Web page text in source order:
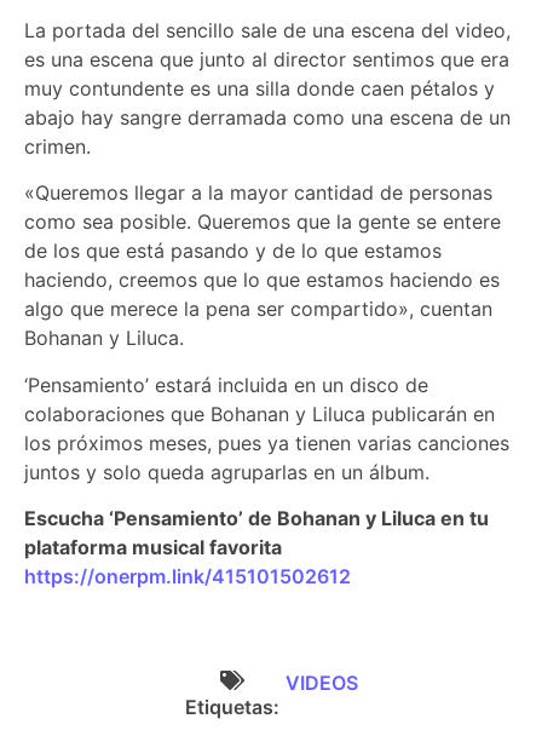
La portada del sencillo sale de una escena del video,
es una escena que junto al director sentimos que era
muy contundente es una silla donde caen pétalos y
abajo hay sangre derramada como una escena de un
crimen.
«Queremos llegar a la mayor cantidad de personas
como sea posible. Queremos que la gente se entere
de los que está pasando y de lo que estamos
haciendo, creemos que lo que estamos haciendo es
algo que merece la pena ser compartido», cuentan
Bohanan y Liluca.
‘Pensamiento’ estará incluida en un disco de
colaboraciones que Bohanan y Liluca publicarán en
los próximos meses, pues ya tienen varias canciones
juntos y solo queda agruparlas en un álbum.
Escucha ‘Pensamiento’ de Bohanan y Liluca en tu
plataforma musical favorita
https://onerpm.link/415101502612
Etiquetas:
VIDEOS